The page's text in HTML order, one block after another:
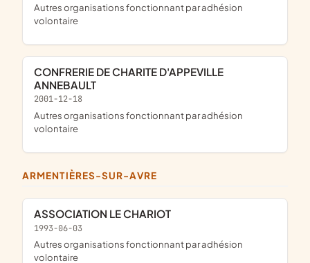
Autres organisations fonctionnant par adhésion
volontaire
CONFRERIE DE CHARITE D'APPEVILLE
ANNEBAULT
2001-12-18
Autres organisations fonctionnant par adhésion
volontaire
ARMENTIÈRES-SUR-AVRE
ASSOCIATION LE CHARIOT
1993-06-03
Autres organisations fonctionnant par adhésion
volontaire